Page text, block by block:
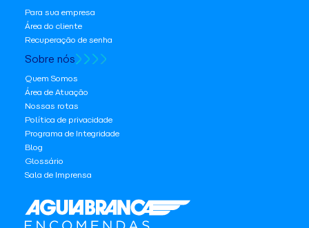
Para sua empresa
Área do cliente
Recuperação de senha
Sobre nós
Quem Somos
Área de Atuação
Nossas rotas
Política de privacidade
Programa de Integridade
Blog
Glossário
Sala de Imprensa